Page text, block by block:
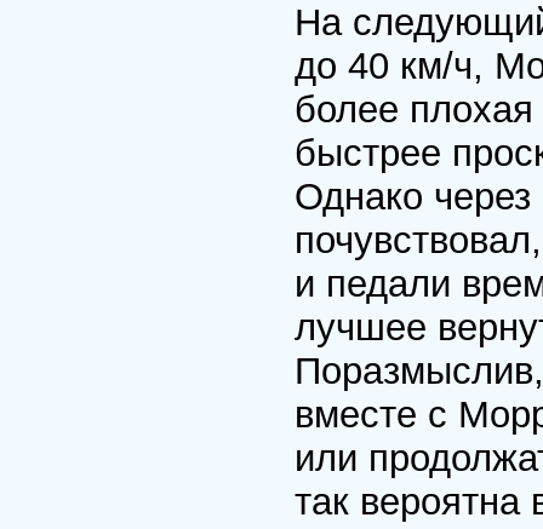
На
до 40 км/ч,
более
быстрее
Однако
и педали
лучшее
вместе с
или
так